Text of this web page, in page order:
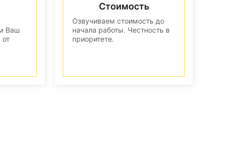
Ваш
Стоимость
Озвучиваем стоимость до
начала работы. Честность в
приоритете.